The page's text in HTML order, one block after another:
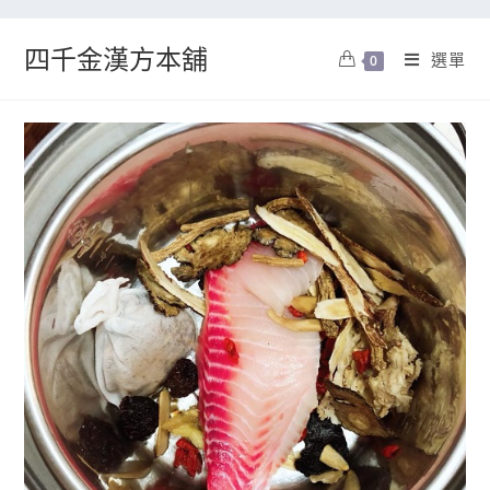
四千金漢方本舖 0 選單